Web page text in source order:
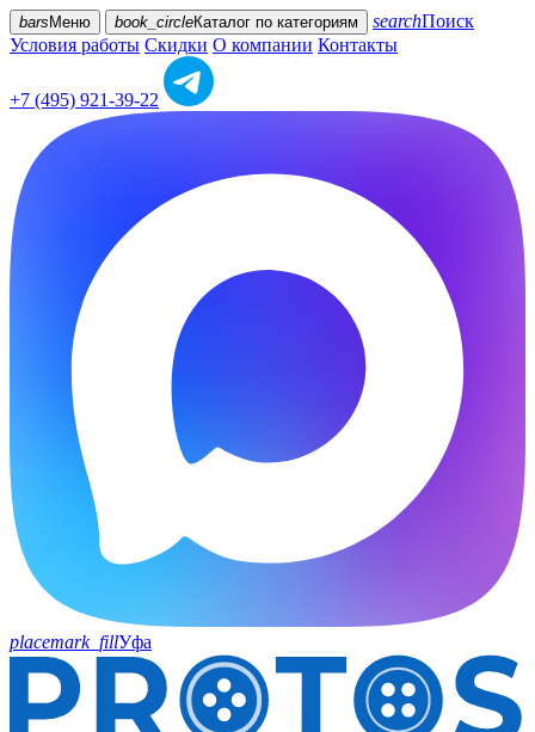
bars Меню book_circleКаталог по категориям searchПоиск
Условия работы Скидки О компании Контакты
+7 (495) 921-39-22
placemark_fillУфа